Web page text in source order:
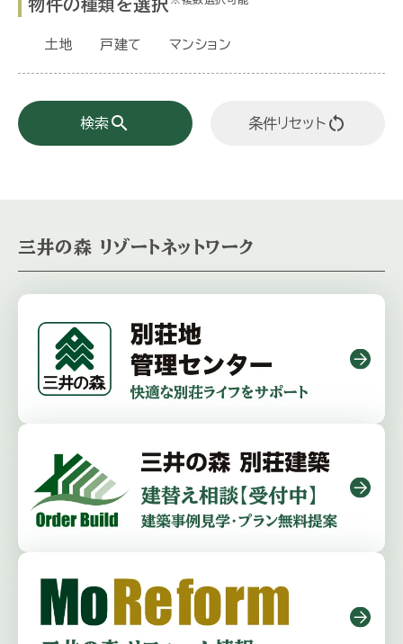
物件の種類を選択
土地 戸建て マンション
検索 search 条件リセット restart_alt
三井の森 リゾートネットワーク